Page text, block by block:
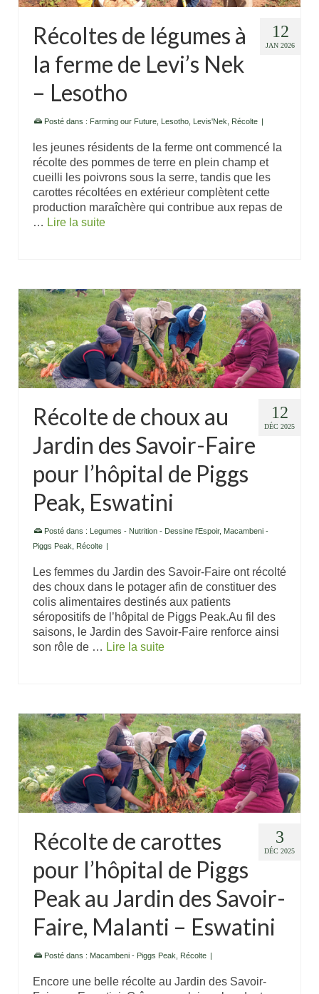
12
JAN 2026
Récoltes de légumes à
la ferme de Levi’s Nek
– Lesotho
Posté dans : Farming our Future Lesotho Levis'Nek Récolte |
les jeunes résidents de la ferme ont commencé la
récolte des pommes de terre en plein champ et
cueilli les poivrons sous la serre, tandis que les
carottes récoltées en extérieur complètent cette
production maraîchère qui contribue aux repas de
… Lire la suite
12
DÉC 2025
Récolte de choux au
Jardin des Savoir-Faire
pour l’hôpital de Piggs
Peak, Eswatini
Posté dans : Legumes - Nutrition - Dessine l'Espoir, Macambeni -
Piggs Peak
Récolte |
Les femmes du Jardin des Savoir-Faire ont récolté
des choux dans le potager afin de constituer des
colis alimentaires destinés aux patients
séropositifs de l’hôpital de Piggs Peak.Au fil des
saisons, le Jardin des Savoir-Faire renforce ainsi
son rôle de … Lire la suite
3
DÉC 2025
Récolte de carottes
pour l’hôpital de Piggs
Peak au Jardin des Savoir-
Faire, Malanti – Eswatini
Posté dans : Macambeni - Piggs Peak Récolte |
Encore une belle récolte au Jardin des Savoir-